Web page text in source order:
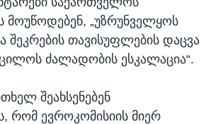
მოუწოდებენ, „უზრუნველყოს
შეკრების თავისუფლების დაცვა
ძალადობის ესკალაცია“.
შეახსენებენ
რომ ევროკომისიის მიერ